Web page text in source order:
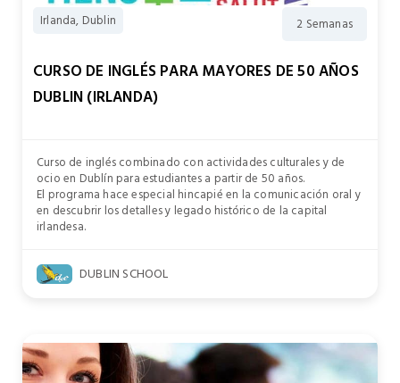
Irlanda, Dublin 2 Semanas
CURSO DE INGLÉS PARA MAYORES DE 50 AÑOS
DUBLIN (IRLANDA)
Curso de inglés combinado con actividades culturales y de
ocio en Dublín para estudiantes a partir de 50 años.
El programa hace especial hincapié en la comunicación oral y
en descubrir los detalles y legado histórico de la capital
irlandesa.
DUBLIN SCHOOL